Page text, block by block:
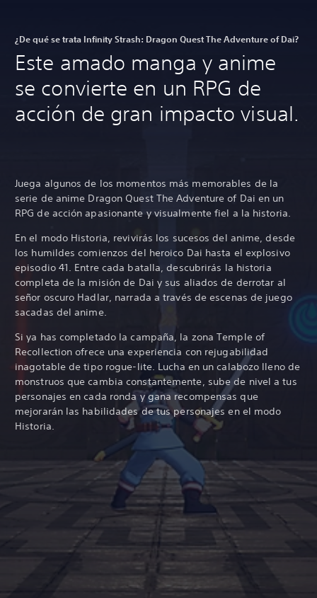
¿De qué se trata Infinity Strash: Dragon Quest The Adventure of Dai?
Este amado manga y anime
se convierte en un RPG de
acción de gran impacto visual.
Juega algunos de los momentos más memorables de la
serie de anime Dragon Quest The Adventure of Dai en un
RPG de acción apasionante y visualmente fiel a la historia.
En el modo Historia, revivirás los sucesos del anime, desde
los humildes comienzos del heroico Dai hasta el explosivo
episodio 41. Entre cada batalla, descubrirás la historia
completa de la misión de Dai y sus aliados de derrotar al
señor oscuro Hadlar, narrada a través de escenas de juego
sacadas del anime.
Si ya has completado la campaña, la zona Temple of
Recollection ofrece una experiencia con rejugabilidad
inagotable de tipo rogue-lite. Lucha en un calabozo lleno de
monstruos que cambia constantemente, sube de nivel a tus
personajes en cada ronda y gana recompensas que
mejorarán las habilidades de tus personajes en el modo
Historia.